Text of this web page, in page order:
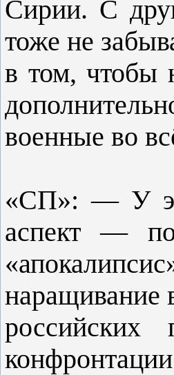
Сирии. С
тоже не
в том, чтобы
военные во
«СП»: — У
аспект —
наращивание